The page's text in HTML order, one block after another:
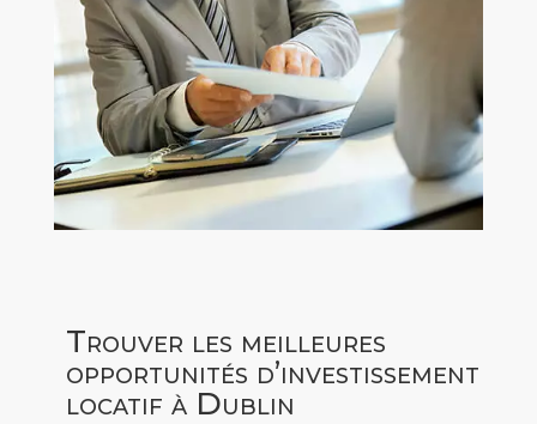
Trouver les meilleures
opportunités d’investissement
locatif à Dublin